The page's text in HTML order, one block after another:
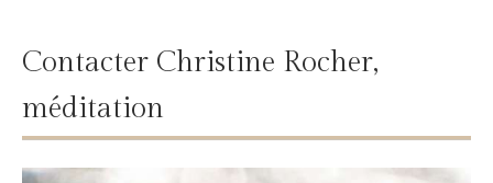
Contacter Christine Rocher,
méditation